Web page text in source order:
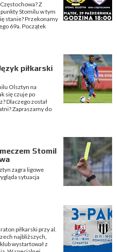
Z
Stomilu w tym
stanie? Przekonamy
69a. Początek
piłkarski
Olsztyn na
się czuje po
Dlaczego został
Zapraszamy do
Stomil
zagra ligowe
sytuacja
piłkarski przy al.
najbliższych,
wystartował z